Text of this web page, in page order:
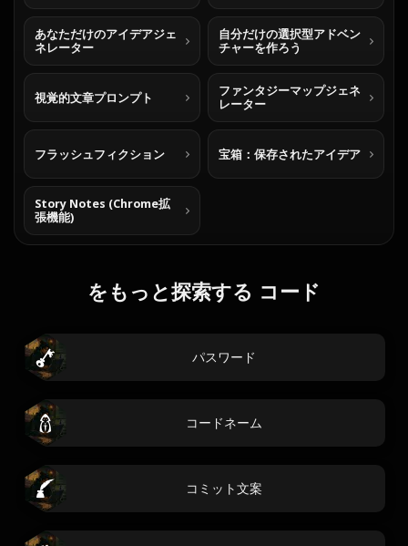
あなただけのアイデアジェ
ネレーター
自分だけの選択型アドベン
チャーを作ろう
視覚的文章プロンプト
ファンタジーマップジェネ
レーター
フラッシュフィクション 宝箱：保存されたアイデア
Story Notes (Chrome拡
張機能)
をもっと探索する コード
パスワード
コードネーム
コミット文案